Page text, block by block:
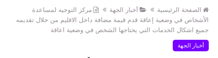
الصفحة الرئيسية أخبار الجهة
مركز التوجيه لمساعدة
الأشخاص في وضعية إعاقة قدم قيمة مضافة داخل الاقليم من خلال تقديمه
جميع اشكال الخدمات التي يحتاجها الشخص في وضعية اعاقة
أخبار الجهة